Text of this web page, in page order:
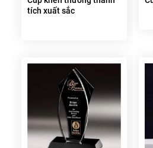
tích xuất sắc